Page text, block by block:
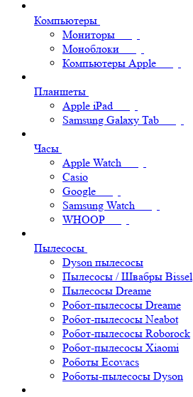
Компьютеры
Мониторы
Моноблоки
Компьютеры Apple
Планшеты
Apple iPad
Samsung Galaxy Tab
Часы
Apple Watch
Casio
Google
Samsung Watch
WHOOP
Пылесосы
Dyson пылесосы
Пылесосы / Швабры Bissel
Пылесосы Dreame
Робот-пылесосы Dreame
Робот-пылесосы Neabot
Робот-пылесосы Roborock
Робот-пылесосы Xiaomi
Роботы Ecovacs
Роботы-пылесосы Dyson